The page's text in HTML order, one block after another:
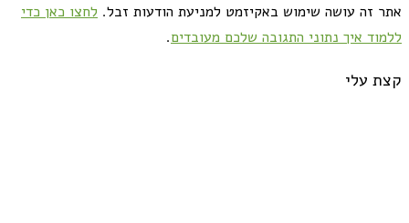
אתר זה עושה שימוש באקיזמט למניעת הודעות זבל. לחצו כאן כדי
ללמוד איך נתוני התגובה שלכם מעובדים.
קצת עלי